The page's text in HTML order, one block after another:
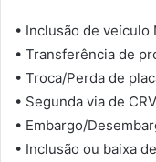
• Inclusão de veículo
• Transferência de
• Troca/Perda de
• Segunda via de CRV
• Embargo/
• Inclusão ou baixa